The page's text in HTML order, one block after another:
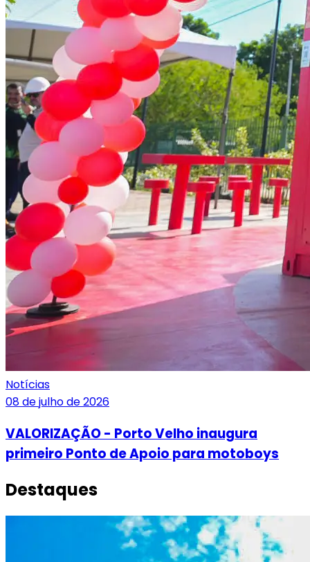
Notícias
08 de julho de 2026
VALORIZAÇÃO - Porto Velho inaugura
primeiro Ponto de Apoio para motoboys
Destaques